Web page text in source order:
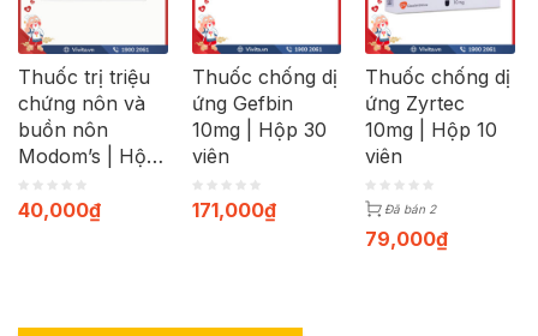
Thuốc trị triệu
chứng nôn và
buồn nôn
Modom’s | Hộp
100 viên
40,000₫
Thuốc chống dị
ứng Gefbin
10mg | Hộp 30
viên
171,000₫
Thuốc chống dị
ứng Zyrtec
10mg | Hộp 10
viên
Đã bán 2
79,000₫